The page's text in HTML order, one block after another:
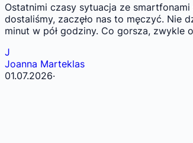
Ostatnimi czasy sytuacja ze
dostaliśmy, zaczęło nas to męczyć. Nie
minut w pół godziny. Co gorsza, zwykle
J
Joanna Marteklas
01.07.2026·